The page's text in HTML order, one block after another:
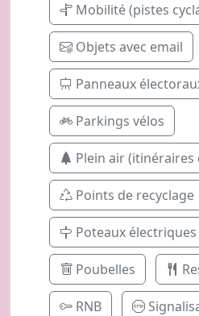
Mobilité (pistes
Objets avec email
Panneaux
Parkings vélos
Plein air (itinéraires
Points de recyclage
Poteaux électriques
Poubelles
RNB